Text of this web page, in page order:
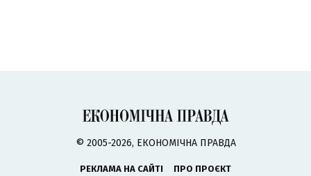
© 2005-2026, ЕКОНОМІЧНА ПРАВДА
РЕКЛАМА НА САЙТІ
ПРО ПРОЄКТ